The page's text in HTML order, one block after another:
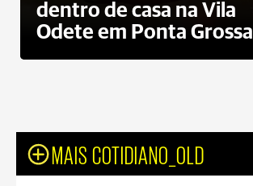
dentro de casa na Vila
Odete em Ponta Grossa
MAIS COTIDIANO_OLD